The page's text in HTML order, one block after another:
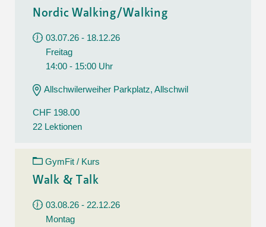
Nordic Walking/Walking
03.07.26 - 18.12.26
Freitag
14:00 - 15:00 Uhr
Allschwilerweiher Parkplatz, Allschwil
CHF 198.00
22 Lektionen
GymFit / Kurs
Walk & Talk
03.08.26 - 22.12.26
Montag